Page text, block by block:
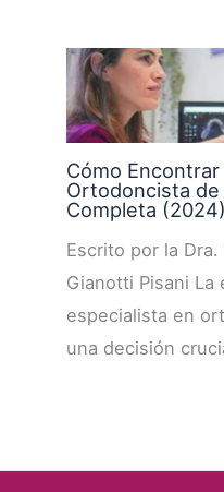
Cómo
Ortodoncista de
Completa (2024)
Escrito por la
Gianotti Pisani
especialista en
una decisión